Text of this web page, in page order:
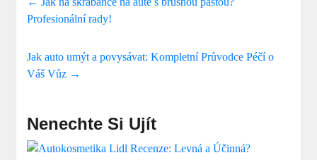
Profesionální rady!
Jak auto umýt a povysávat: Kompletní Průvodce Péčí o
Váš Vůz →
Nenechte Si Ujít